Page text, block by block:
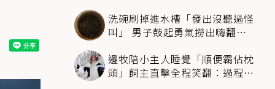
洗碗刷掉進水槽「發出沒聽過怪
叫」 男子鼓起勇氣撈出嗨翻：
邊牧陪小主人睡覺「順便霸佔枕
頭」飼主直擊全程笑翻：過程絲